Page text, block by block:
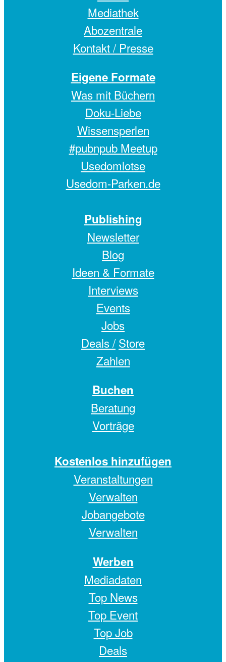
Mediathek
Abozentrale
Kontakt / Presse
Eigene Formate
Was mit Büchern
Doku-Liebe
Wissensperlen
#pubnpub Meetup
Usedomlotse
Usedom-Parken.de
Publishing
Newsletter
Blog
Ideen & Formate
Interviews
Events
Jobs
Deals / Store
Zahlen
Buchen
Beratung
Vorträge
Kostenlos hinzufügen
Veranstaltungen
Verwalten
Jobangebote
Verwalten
Werben
Mediadaten
Top News
Top Event
Top Job
Deals